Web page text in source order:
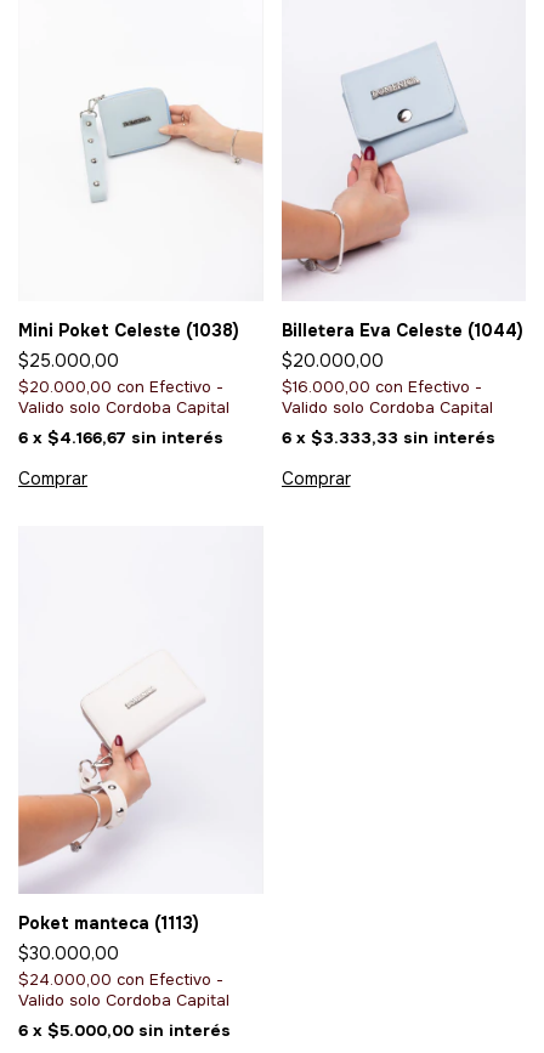
Mini Poket Celeste (1038)
$25.000,00
$20.000,00 con Efectivo -
Valido solo Cordoba Capital
6 x $4.166,67 sin interés
Billetera Eva Celeste (1044)
$20.000,00
$16.000,00 con Efectivo -
Valido solo Cordoba Capital
6 x $3.333,33 sin interés
Poket manteca (1113)
$30.000,00
$24.000,00 con Efectivo -
Valido solo Cordoba Capital
6 x $5.000,00 sin interés